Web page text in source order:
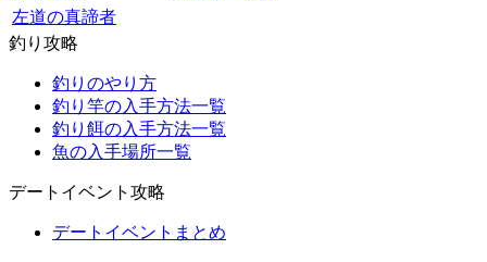
左道の真諦者
釣り攻略
釣りのやり方
釣り竿の入手方法一覧
釣り餌の入手方法一覧
魚の入手場所一覧
デートイベント攻略
デートイベントまとめ